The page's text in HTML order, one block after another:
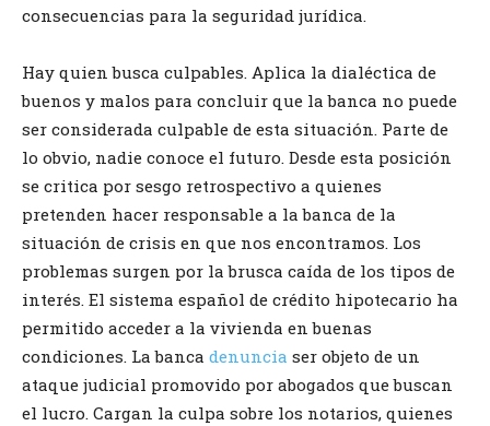
consecuencias para la seguridad jurídica.
Hay quien busca culpables. Aplica la dialéctica de
buenos y malos para concluir que la banca no puede
ser considerada culpable de esta situación. Parte de
lo obvio, nadie conoce el futuro. Desde esta posición
se critica por sesgo retrospectivo a quienes
pretenden hacer responsable a la banca de la
situación de crisis en que nos encontramos. Los
problemas surgen por la brusca caída de los tipos de
interés. El sistema español de crédito hipotecario ha
permitido acceder a la vivienda en buenas
condiciones. La banca denuncia ser objeto de un
ataque judicial promovido por abogados que buscan
el lucro. Cargan la culpa sobre los notarios, quienes